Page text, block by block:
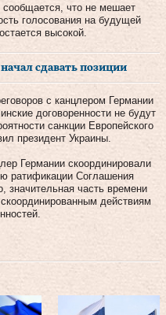
сообщается, что не мешает
голосования на будущей
высокой.
сдавать позиции
с канцлером Германии
договоренности не будут
санкции Европейского
президент Украины.
Германии скоординировали
ратификации Соглашения
значительная часть времени
действиям